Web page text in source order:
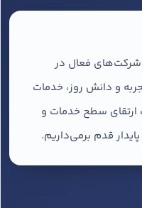
شرکت‌های فعال در
و دانش روز، خدمات
ارتقای سطح خدمات و
قدم برمی‌داریم.